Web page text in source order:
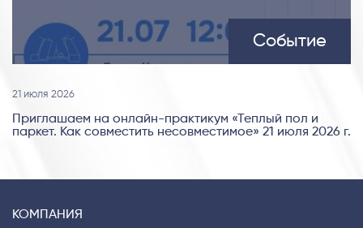
Событие
21 июля 2026
Приглашаем на онлайн-практикум «Теплый пол и
паркет. Как совместить несовместимое» 21 июля 2026 г.
КОМПАНИЯ